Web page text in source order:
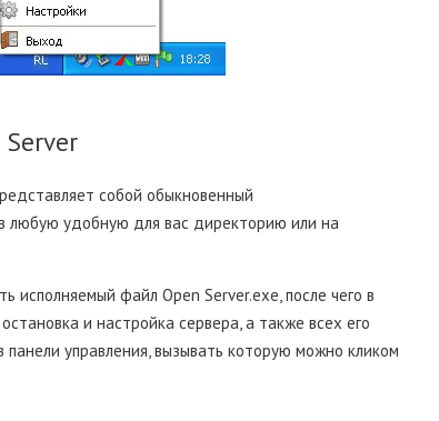
собой обыкновенный
любую удобную для вас директорию или на
файл Open Server.exe, после чего в
и настройка сервера, а также всех его
управления, вызывать которую можно кликом